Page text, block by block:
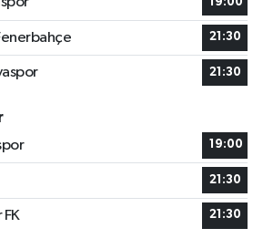
21:30
21:30
19:00
21:30
21:30